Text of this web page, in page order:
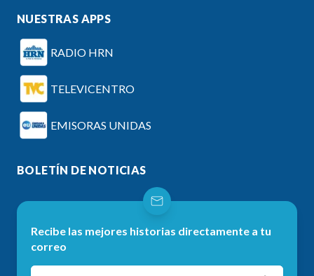
NUESTRAS APPS
RADIO HRN
TELEVICENTRO
EMISORAS UNIDAS
BOLETÍN DE NOTICIAS
Recibe las mejores historias directamente a tu
correo